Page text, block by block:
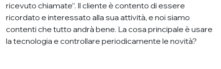
ricevuto chiamate”. Il cliente è contento di essere
ricordato e interessato alla sua attività, e noi siamo
contenti che tutto andrà bene. La cosa principale è usare
la tecnologia e controllare periodicamente le novità?